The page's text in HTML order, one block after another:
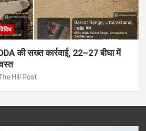
की सख्त कार्रवाई, 22–27 बीघा में
Hill Post